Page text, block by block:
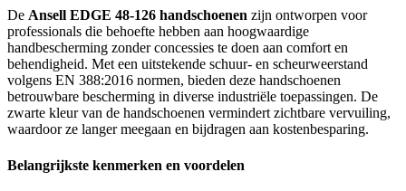
De Ansell EDGE 48-126 handschoenen zijn ontworpen voor
professionals die behoefte hebben aan hoogwaardige
handbescherming zonder concessies te doen aan comfort en
behendigheid. Met een uitstekende schuur- en scheurweerstand
volgens EN 388:2016 normen, bieden deze handschoenen
betrouwbare bescherming in diverse industriële toepassingen. De
zwarte kleur van de handschoenen vermindert zichtbare vervuiling,
waardoor ze langer meegaan en bijdragen aan kostenbesparing.
Belangrijkste kenmerken en voordelen